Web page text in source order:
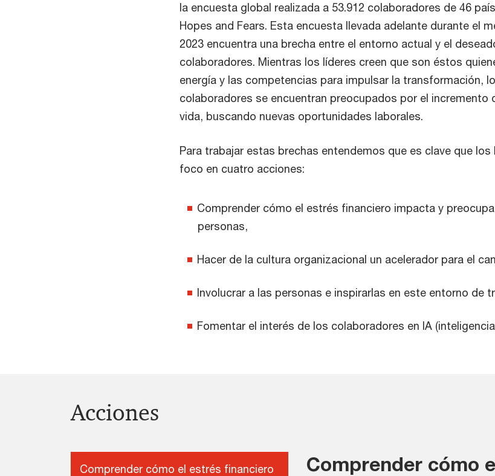
la encuesta global realizada a 53.912 colaboradores de 46
Hopes and Fears. Esta encuesta llevada adelante durante el
2023 encuentra una brecha entre el entorno actual y el
colaboradores. Mientras los líderes creen que son éstos
energía y las competencias para impulsar la transformación,
colaboradores se encuentran preocupados por el incremento
vida, buscando nuevas oportunidades laborales.
Para trabajar estas brechas entendemos que es clave que los
foco en cuatro acciones:
Comprender cómo el estrés financiero impacta y
personas,
Hacer de la cultura organizacional un acelerador para el
Involucrar a las personas e inspirarlas en este entorno de
Fomentar el interés de los colaboradores en IA
Acciones
Comprender cómo el estrés financiero
Comprender cómo